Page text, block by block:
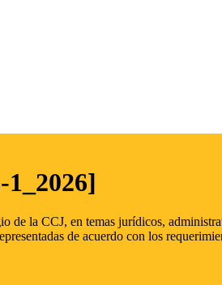
de la CCJ, en temas jurídicos,
de acuerdo con los